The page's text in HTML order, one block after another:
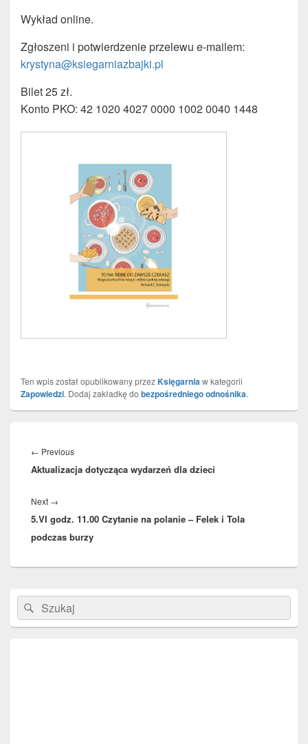
Wykład online.
Zgłoszeni i potwierdzenie przelewu e-mailem:
krystyna@ksiegarniazbajki.pl
Bilet 25 zł.
Konto PKO: 42 1020 4027 0000 1002 0040 1448
Ten wpis został opublikowany przezKsięgarniaw kategorii
Zapowiedzi. Dodaj zakładkę do bezpośredniego odnośnika.
wpisu
← PreviousPrevious
post:
Aktualizacja dotycząca wydarzeń dla dzieci
Next →
post:
5.VI godz. 11.00 Czytanie na polanie – Felek i Tola
podczas burzy
Primary
Sidebar
Widget
Area
Search
for:
Search